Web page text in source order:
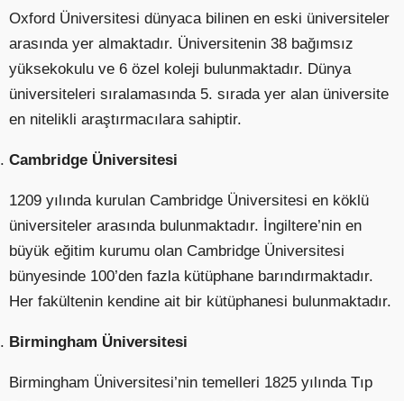
Oxford Üniversitesi dünyaca bilinen en eski üniversiteler
arasında yer almaktadır. Üniversitenin 38 bağımsız
yüksekokulu ve 6 özel koleji bulunmaktadır. Dünya
üniversiteleri sıralamasında 5. sırada yer alan üniversite
en nitelikli araştırmacılara sahiptir.
Cambridge Üniversitesi
1209 yılında kurulan Cambridge Üniversitesi en köklü
üniversiteler arasında bulunmaktadır. İngiltere’nin en
büyük eğitim kurumu olan Cambridge Üniversitesi
bünyesinde 100’den fazla kütüphane barındırmaktadır.
Her fakültenin kendine ait bir kütüphanesi bulunmaktadır.
Birmingham Üniversitesi
Birmingham Üniversitesi’nin temelleri 1825 yılında Tıp